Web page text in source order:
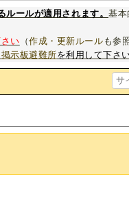
ルールが適用されます。基本
い （作成・更新ルール も参
掲示板避難所を利用して下さい